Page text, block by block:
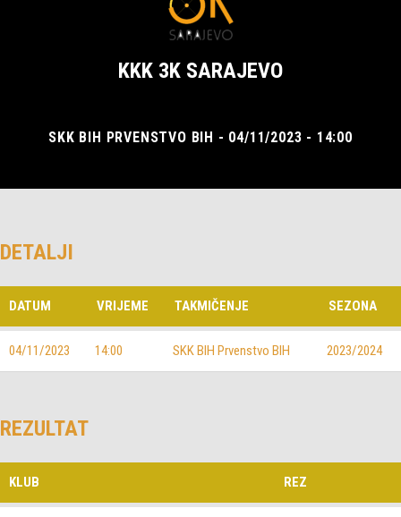
KKK 3K SARAJEVO
SKK BIH PRVENSTVO BIH - 04/11/2023 - 14:00
DETALJI
DATUM VRIJEME TAKMIČENJE SEZONA
04/11/2023 14:00 SKK BIH Prvenstvo BIH 2023/2024
REZULTAT
KLUB REZ